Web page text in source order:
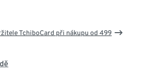
TchiboCard při nákupu od 499